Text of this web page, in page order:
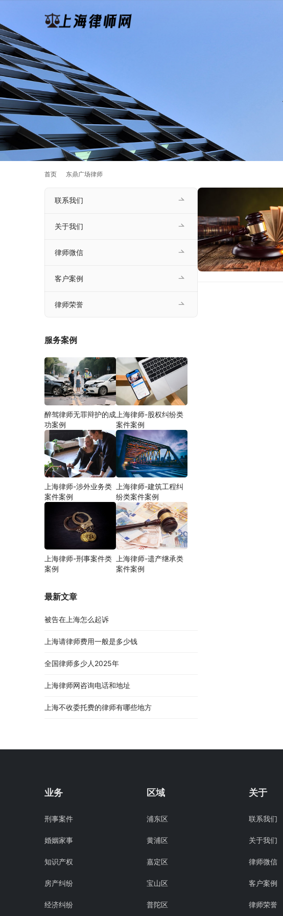
首页 东鼎广场律师
联系我们
关于我们
律师微信
客户案例
律师荣誉
服务案例
醉驾律师无罪辩护的成
功案例
上海律师-股权纠纷类
案件案例
上海律师-涉外业务类
案件案例
上海律师-建筑工程纠
纷类案件案例
上海律师-刑事案件类
案例
上海律师-遗产继承类
案件案例
最新文章
被告在上海怎么起诉
上海请律师费用一般是多少钱
全国律师多少人2025年
上海律师网咨询电话和地址
上海不收委托费的律师有哪些地方
业务
刑事案件
婚姻家事
知识产权
房产纠纷
经济纠纷
区域
浦东区
黄浦区
嘉定区
宝山区
普陀区
关于
联系我们
关于我们
律师微信
客户案例
律师荣誉